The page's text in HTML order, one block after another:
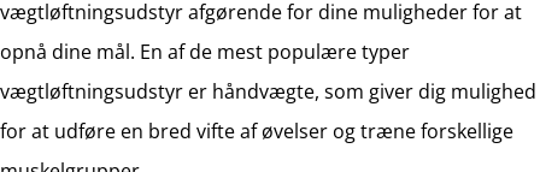
vægtløftningsudstyr afgørende for dine muligheder for at
opnå dine mål. En af de mest populære typer
vægtløftningsudstyr er håndvægte, som giver dig mulighed
for at udføre en bred vifte af øvelser og træne forskellige